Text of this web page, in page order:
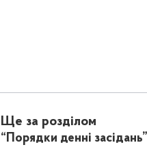
Ще за розділом
“Порядки денні засідань”